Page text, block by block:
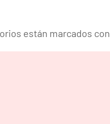
están marcados con